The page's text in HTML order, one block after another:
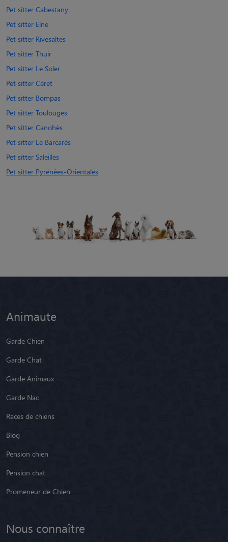
Pet sitter Cabestany
Pet sitter Elne
Pet sitter Rivesaltes
Pet sitter Thuir
Pet sitter Le Soler
Pet sitter Céret
Pet sitter Bompas
Pet sitter Toulouges
Pet sitter Canohès
Pet sitter Le Barcarès
Pet sitter Saleilles
Pet sitter Pyrénées-Orientales
Animaute
Garde Chien
Garde Chat
Garde Animaux
Garde Nac
Races de chiens
Blog
Pension chien
Pension chat
Promeneur de Chien
Nous connaître